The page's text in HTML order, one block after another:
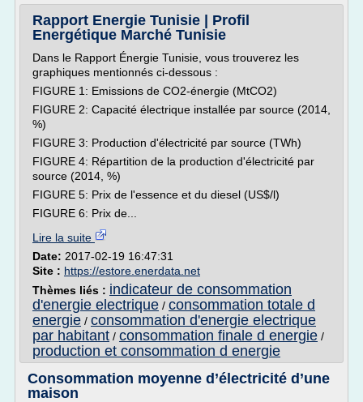
Rapport Energie Tunisie | Profil
Energétique Marché Tunisie
Dans le Rapport Énergie Tunisie, vous trouverez les
graphiques mentionnés ci-dessous :
FIGURE 1: Emissions de CO2-énergie (MtCO2)
FIGURE 2: Capacité électrique installée par source (2014,
%)
FIGURE 3: Production d'électricité par source (TWh)
FIGURE 4: Répartition de la production d'électricité par
source (2014, %)
FIGURE 5: Prix de l'essence et du diesel (US$/l)
FIGURE 6: Prix de...
Lire la suite
Date: 2017-02-19 16:47:31
Site : https://estore.enerdata.net
Thèmes liés : indicateur de consommation
d'energie electrique / consommation totale d
energie / consommation d'energie electrique
par habitant / consommation finale d energie /
production et consommation d energie
Consommation moyenne d’électricité d’une
maison